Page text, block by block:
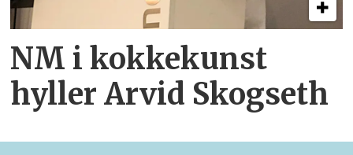
NM i kokkekunst
hyller Arvid Skogseth